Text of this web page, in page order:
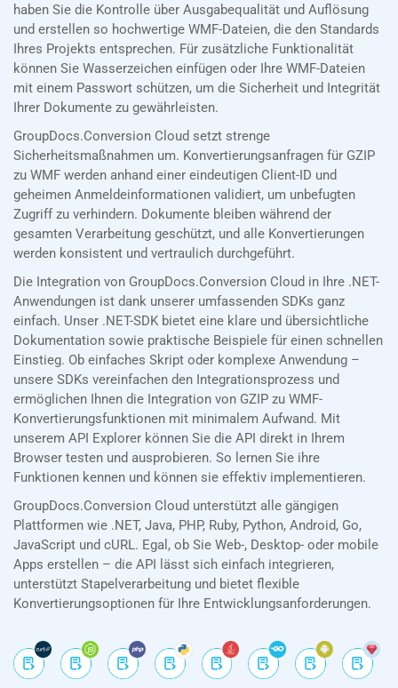
haben Sie die Kontrolle über Ausgabequalität und Auflösung
und erstellen so hochwertige WMF-Dateien, die den Standards
Ihres Projekts entsprechen. Für zusätzliche Funktionalität
können Sie Wasserzeichen einfügen oder Ihre WMF-Dateien
mit einem Passwort schützen, um die Sicherheit und Integrität
Ihrer Dokumente zu gewährleisten.
GroupDocs.Conversion Cloud setzt strenge
Sicherheitsmaßnahmen um. Konvertierungsanfragen für GZIP
zu WMF werden anhand einer eindeutigen Client-ID und
geheimen Anmeldeinformationen validiert, um unbefugten
Zugriff zu verhindern. Dokumente bleiben während der
gesamten Verarbeitung geschützt, und alle Konvertierungen
werden konsistent und vertraulich durchgeführt.
Die Integration von GroupDocs.Conversion Cloud in Ihre .NET-
Anwendungen ist dank unserer umfassenden SDKs ganz
einfach. Unser .NET-SDK bietet eine klare und übersichtliche
Dokumentation sowie praktische Beispiele für einen schnellen
Einstieg. Ob einfaches Skript oder komplexe Anwendung –
unsere SDKs vereinfachen den Integrationsprozess und
ermöglichen Ihnen die Integration von GZIP zu WMF-
Konvertierungsfunktionen mit minimalem Aufwand. Mit
unserem API Explorer können Sie die API direkt in Ihrem
Browser testen und ausprobieren. So lernen Sie ihre
Funktionen kennen und können sie effektiv implementieren.
GroupDocs.Conversion Cloud unterstützt alle gängigen
Plattformen wie .NET, Java, PHP, Ruby, Python, Android, Go,
JavaScript und cURL. Egal, ob Sie Web-, Desktop- oder mobile
Apps erstellen – die API lässt sich einfach integrieren,
unterstützt Stapelverarbeitung und bietet flexible
Konvertierungsoptionen für Ihre Entwicklungsanforderungen.